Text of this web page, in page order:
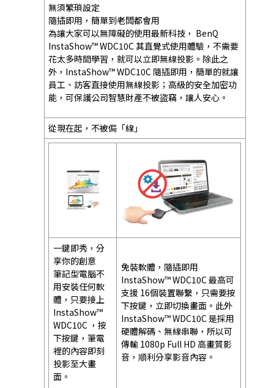
無須繁瑣設定
隨插即用，簡單到老闆都會用
為讓大家可以無障礙的使用最新科技， BenQ
InstaShow™ WDC10C 其直覺式使用體驗，不需要
花太多時間學習，就可以立即無線投影。除此之
外，InstaShow™ WDC10C 隨插即用，簡單的就讓
員工、訪客直接使用無線投影；高級的安全加密功
能，可保護公司智慧財產不被盜竊，讓人安心。
從現在起，不被侷「線」
一鍵即秀，分
享你的創意
筆記型電腦不
用安裝任何軟
體，只要接上
InstaShow™
WDC10C ，按
下按鍵，筆電
裡的內容即刻
投影至大畫
面。
免裝軟體，隨插即用
InstaShow™ WDC10C 最高可
支援 16個裝置聯繫，只需要按
下按鍵，立即切換畫面。此外
InstaShow™ WDC10C 是採用
硬體解碼、無線串聯，所以可
傳輸 1080p Full HD 高畫質影
音，順利分享影音內容。